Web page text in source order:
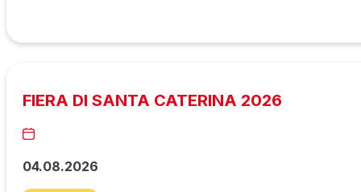
FIERA DI SANTA CATERINA 2026
04.08.2026